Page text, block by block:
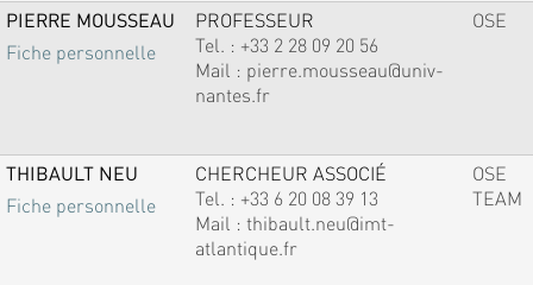
PIERRE MOUSSEAU
Fiche personnelle
PROFESSEUR
Tel. : +33 2 28 09 20 56
Mail : pierre.mousseau@univ-
nantes.fr
OSE
THIBAULT NEU
Fiche personnelle
CHERCHEUR ASSOCIÉ
Tel. : +33 6 20 08 39 13
Mail : thibault.neu@imt-
atlantique.fr
OSE
TEAM